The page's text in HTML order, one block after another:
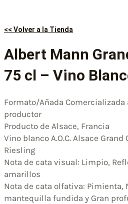
<< Volver a la Tienda
Albert Mann
75 cl – Vino
Formato/Añada
productor
Producto de Alsace, Francia
Vino blanco A.O.C. Alsace Grand
Riesling
Nota de cata visual: Limpio,
amarillos
Nota de cata olfativa: Pimienta,
mantequilla fundida y Gran